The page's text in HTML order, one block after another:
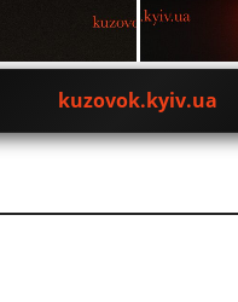
kuzovok.kyiv.ua